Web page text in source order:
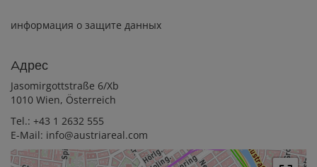
информация о защите данных
Aдрес
Jasomirgottstraße 6/Xb
1010 Wien, Österreich
Tel.: +43 1 2632 555
E-Mail: info@austriareal.com